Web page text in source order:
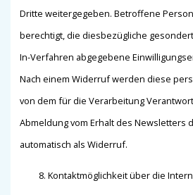
Dritte weitergegeben. Betroffene
berechtigt, die diesbezügliche
In-Verfahren abgegebene
Nach einem Widerruf werden diese
von dem für die Verarbeitung
Abmeldung vom Erhalt des Newsletters
automatisch als Widerruf.
Kontaktmöglichkeit über die